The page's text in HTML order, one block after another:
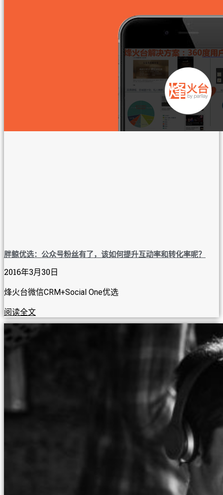
胖鲸优选：公众号粉丝有了，该如何提升互动率和转化率呢？
2016年3月30日
烽火台微信CRM+Social One优选
阅读全文